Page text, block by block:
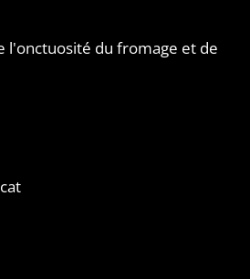
l'onctuosité du fromage et de